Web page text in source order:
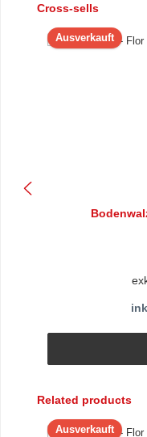
Produktgalerie
Cross-sells
Ausverkauft
Produktgalerie
Related products
Ausverkauft